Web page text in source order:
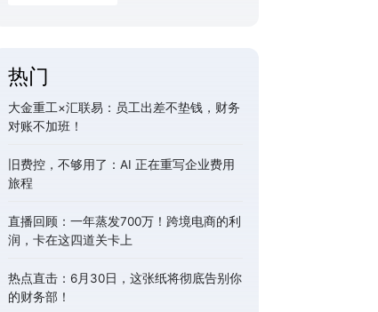
热门
大金重工×汇联易：员工出差不垫钱，财务
对账不加班！
旧费控，不够用了：AI 正在重写企业费用
旅程
直播回顾：一年蒸发700万！跨境电商的利
润，卡在这四道关卡上
热点直击：6月30日，这张纸将彻底告别你
的财务部！